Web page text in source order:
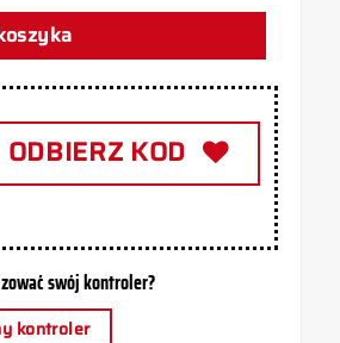
ODBIERZ KOD
swój kontroler?
kontroler